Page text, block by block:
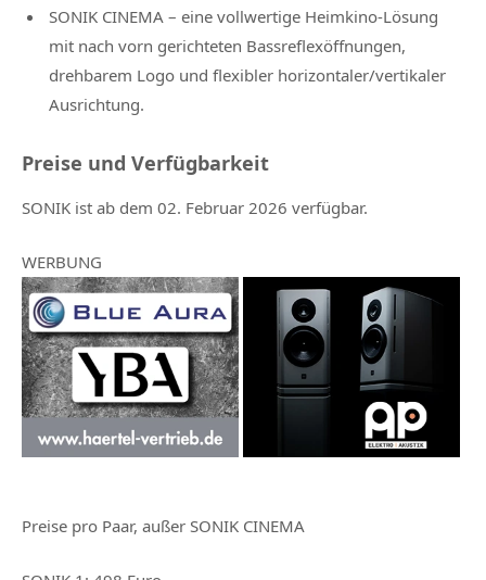
SONIK CINEMA – eine vollwertige Heimkino-Lösung
mit nach vorn gerichteten Bassreflexöffnungen,
drehbarem Logo und flexibler horizontaler/vertikaler
Ausrichtung.
Preise und Verfügbarkeit
SONIK ist ab dem 02. Februar 2026 verfügbar.
WERBUNG
Preise pro Paar, außer SONIK CINEMA